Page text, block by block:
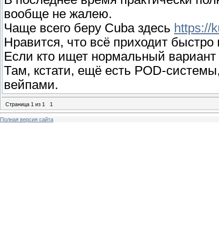
вообще не жалею.
Чаще всего беру Cuba здесь https://
Нравится, что всё приходит
Если кто ищет нормальный вариант
Там, кстати, ещё есть POD-
вейпами.
Страница 1 из 1 1
Полная версия сайта